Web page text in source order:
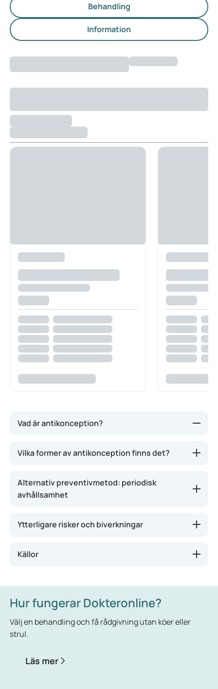
Behandling
Information
Vad är antikonception?
Antikonception är ett sätt att undvika en oplanerad
graviditet. Det kan göras på olika sätt. Vissa
spermier inte kan nå livmodern. Andra
preventivmedel ändrar miljön i de kvinnliga
Vilka former av antikonception finns det?
Alternativ preventivmetod: periodisk
avhållsamhet
Ytterligare risker och biverkningar
Källor
Hur fungerar Dokteronline?
Välj en behandling och få rådgivning utan köer eller
strul.
Läs mer